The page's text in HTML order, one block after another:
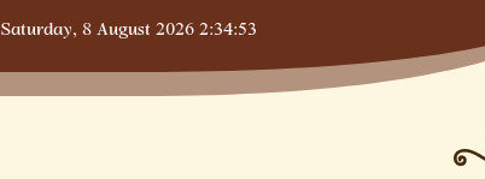
Saturday,8 August 20262:34:54